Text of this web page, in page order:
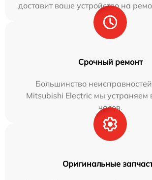
доставит ваше устройство на
Срочный ремонт
Большинство
Mitsubishi Electric мы устраняем
часов.
Оригинальные